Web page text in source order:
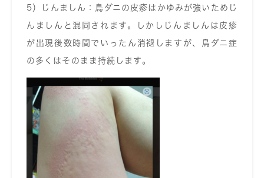
5）じんましん：鳥ダニの皮疹はかゆみが強いためじ
んましんと混同されます。しかしじんましんは皮疹
が出現後数時間でいったん消褪しますが、鳥ダニ症
の多くはそのまま持続します。